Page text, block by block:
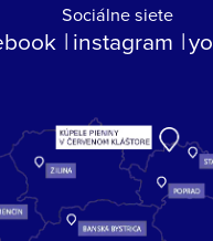
Sociálne siete
instagram